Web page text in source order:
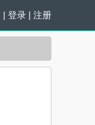
| 登录 | 注册